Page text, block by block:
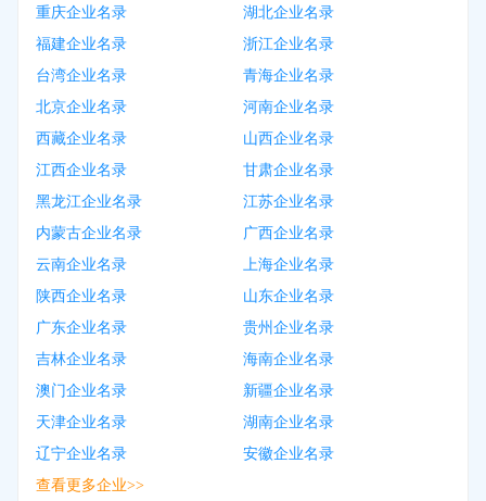
重庆企业名录
湖北企业名录
福建企业名录
浙江企业名录
台湾企业名录
青海企业名录
北京企业名录
河南企业名录
西藏企业名录
山西企业名录
江西企业名录
甘肃企业名录
黑龙江企业名录
江苏企业名录
内蒙古企业名录
广西企业名录
云南企业名录
上海企业名录
陕西企业名录
山东企业名录
广东企业名录
贵州企业名录
吉林企业名录
海南企业名录
澳门企业名录
新疆企业名录
天津企业名录
湖南企业名录
辽宁企业名录
安徽企业名录
查看更多企业>>